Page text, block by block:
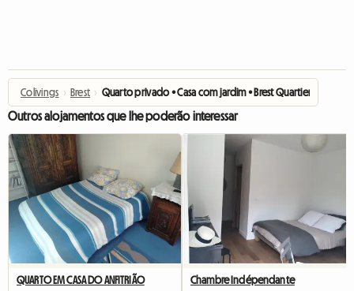
Colivings › Brest › Quarto privado • Casa com jardim • Brest Quartier Europe
Outros alojamentos que lhe poderão interessar
QUARTO EM CASA DO ANFITRIÃO Chambre Indépendante